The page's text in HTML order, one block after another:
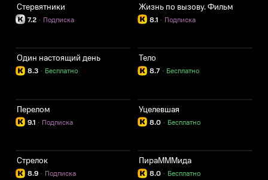
Стервятники
7.2 Подписка
·
Жизнь по вызову. Фильм
8.1 Подписка
·
Один настоящий день
8.3 Бесплатно
·
Тело
8.7 Бесплатно
·
Перелом
9.1 Подписка
·
Уцелевшая
8.0 Бесплатно
·
Стрелок
8.9 Подписка
·
ПираМММида
8.0 Бесплатно
·